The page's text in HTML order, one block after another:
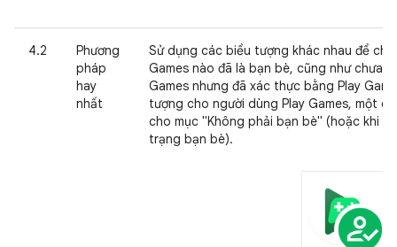
4.2
Phương
pháp
hay
nhất
Sử dụng các biểu tượng khác nhau để
Games nào đã là bạn bè, cũng như chưa
Games nhưng đã xác thực bằng Play
tượng cho người dùng Play Games, một
cho mục "Không phải bạn bè" (hoặc khi
trạng bạn bè).